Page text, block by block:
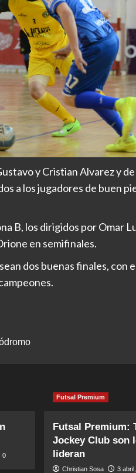
y Cristian Alvarez y
a los jugadores de buen
B, los dirigidos por Omar
en semifinales.
dos buenas finales,
0
Futsal Premium
Futsal Premium:
Jockey Club son
lideran
Christian Sosa 3